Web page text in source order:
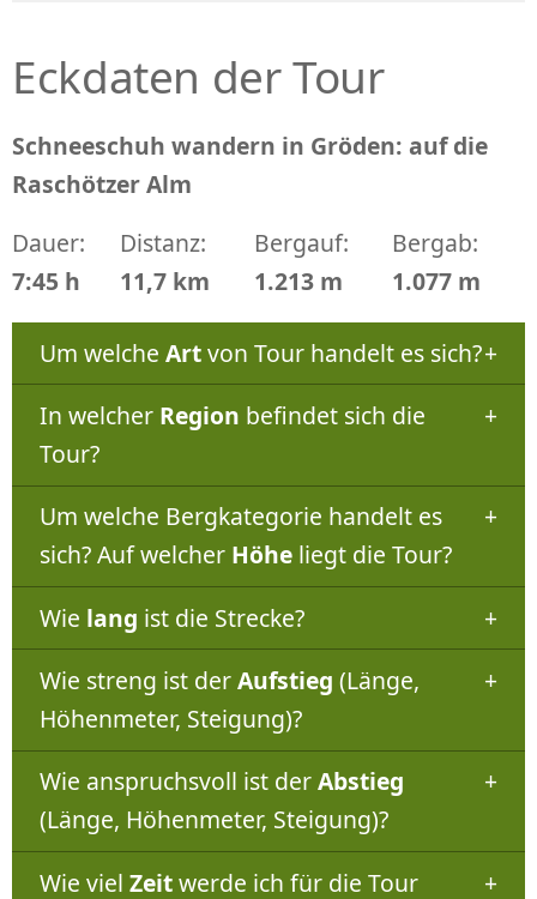
Eckdaten der Tour
Schneeschuh wandern in Gröden: auf die
Raschötzer Alm
Dauer:
7:45 h
Distanz:
11,7 km
Bergauf:
1.213 m
Bergab:
1.077 m
Um welche Artvon Tour handelt es sich?
In welcher Region befindet sich die
Tour?
Um welche Bergkategorie handelt es
sich? Auf welcher Höheliegt die Tour?
Wie lang ist die Strecke?
Wie streng ist derAufstieg (Länge,
Höhenmeter, Steigung)?
Wie anspruchsvoll ist derAbstieg
(Länge, Höhenmeter, Steigung)?
Wie viel Zeitwerde ich für die Tour